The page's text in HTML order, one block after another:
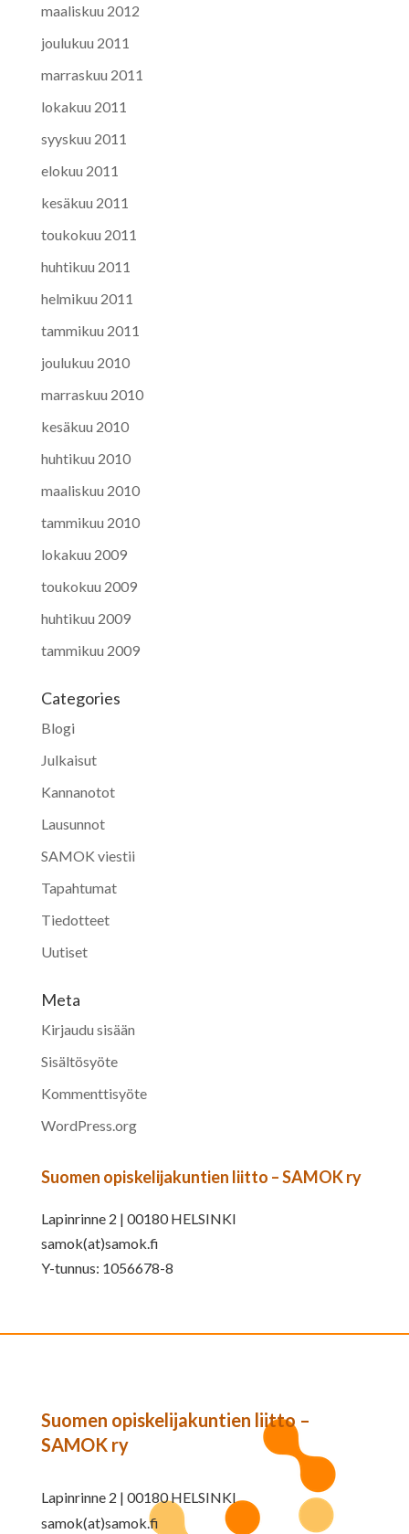
maaliskuu 2012
joulukuu 2011
marraskuu 2011
lokakuu 2011
syyskuu 2011
elokuu 2011
kesäkuu 2011
toukokuu 2011
huhtikuu 2011
helmikuu 2011
tammikuu 2011
joulukuu 2010
marraskuu 2010
kesäkuu 2010
huhtikuu 2010
maaliskuu 2010
tammikuu 2010
lokakuu 2009
toukokuu 2009
huhtikuu 2009
tammikuu 2009
Categories
Blogi
Julkaisut
Kannanotot
Lausunnot
SAMOK viestii
Tapahtumat
Tiedotteet
Uutiset
Meta
Kirjaudu sisään
Sisältösyöte
Kommenttisyöte
WordPress.org
Suomen opiskelijakuntien liitto – SAMOK ry
Lapinrinne 2 | 00180 HELSINKI
samok(at)samok.fi
Y-tunnus: 1056678-8
Suomen opiskelijakuntien liitto –
SAMOK ry
Lapinrinne 2 | 00180 HELSINKI
samok(at)samok.fi